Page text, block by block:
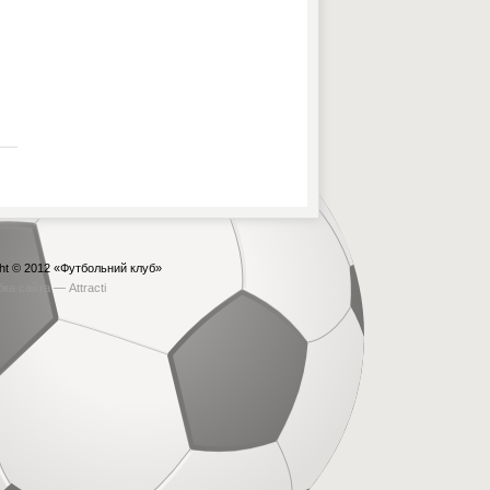
© 2012 «Футбольний клуб»
сайта — Attracti